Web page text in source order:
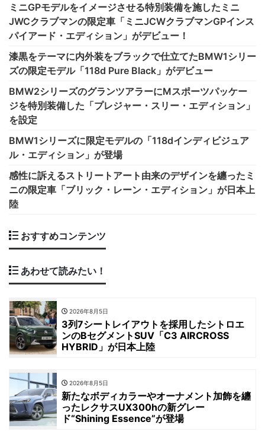
ミニGPモデルをイメージさせる特別装備を施したミニ
JWCクラブマンの限定車「ミニJCWクラブマンGPインス
パイアード・エディション」がデビュー！
漆黒をテーマに内外装をブラックで仕立てたBMW1シリー
ズの限定モデル「118d Pure Black」がデビュー
BMW2シリーズのグランツアラーにMスポーツパッケー
ジを特別装備した「プレジャー・スリー・エディション」
を設定
BMW1シリーズに限定モデルの「118dインディビジュア
ル・エディション」が登場
感性に訴えるストリートアート由来のデザインを纏ったミ
ニの限定車「ブリック・レーン・エディション」が日本上
陸
おすすめコンテンツ
あわせて読みたい！
2026年8月5日
3列7シートレイアウトを採用したシトロエ
ンのBセグメントSUV「C3 AIRCROSS
HYBRID」が日本上陸
2026年8月5日
新たなボディカラーやオーナメント加飾を纏
ったレクサスUX300hの新グレー
ド“Shining Essence”が登場